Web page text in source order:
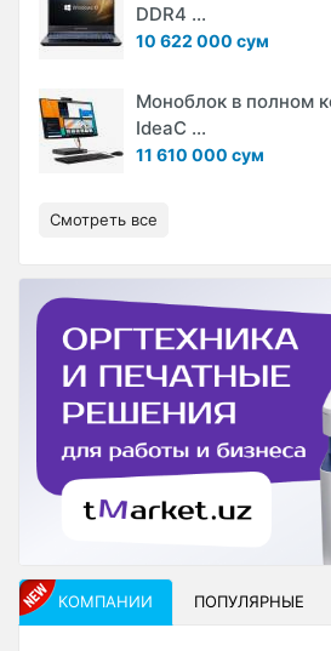
DDR4 ...
10 622 000 сум
Моноблок в полном
IdeaC ...
11 610 000 сум
Смотреть все
КОМПАНИИ ПОПУЛЯРНЫЕ